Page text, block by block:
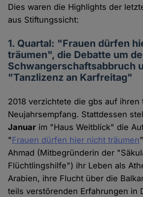
Dies waren die Highlights der
aus Stiftungssicht:
1. Quartal: "Frauen dürfen
träumen", die Debatte um
Schwangerschaftsabbruch
"Tanzlizenz an Karfreitag"
2018 verzichtete die gbs auf ihren
Neujahrsempfang. Stattdessen
Januar im "Haus Weitblick" die
"Frauen dürfen hier nicht träumen
Ahmad (Mitbegründerin der
Flüchtlingshilfe") ihr Leben als
Arabien, ihre Flucht über die
teils verstörenden Erfahrungen in